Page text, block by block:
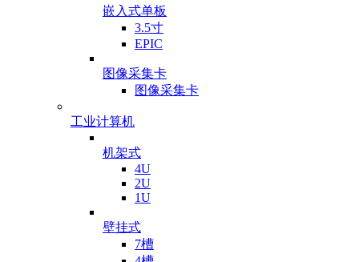
嵌入式单板
3.5寸
EPIC
图像采集卡
图像采集卡
工业计算机
机架式
4U
2U
1U
壁挂式
7槽